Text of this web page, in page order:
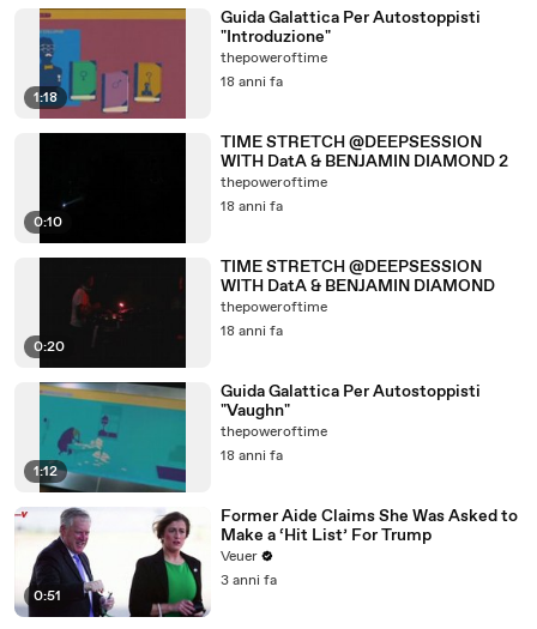
1:18
Guida Galattica Per Autostoppisti
"Introduzione"
thepoweroftime
18 anni fa
0:10
TIME STRETCH @DEEPSESSION
WITH DatA & BENJAMIN DIAMOND 2
thepoweroftime
18 anni fa
0:20
TIME STRETCH @DEEPSESSION
WITH DatA & BENJAMIN DIAMOND
thepoweroftime
18 anni fa
1:12
Guida Galattica Per Autostoppisti
"Vaughn"
thepoweroftime
18 anni fa
0:51
Former Aide Claims She Was Asked to
Make a ‘Hit List’ For Trump
Veuer
3 anni fa